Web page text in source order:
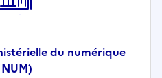
du numérique